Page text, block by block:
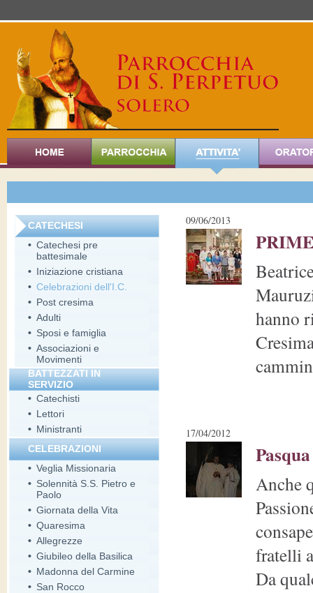
CATECHESI
• Catechesi pre
battesimale
• Iniziazione cristiana
• Celebrazioni dell'I.C.
• Post cresima
• Adulti
• Sposi e famiglia
• Associazioni e
Movimenti
BATTEZZATI IN
SERVIZIO
• Catechisti
• Lettori
• Ministranti
CELEBRAZIONI
• Veglia Missionaria
• Solennità S.S. Pietro e
Paolo
• Giornata della Vita
• Quaresima
• Allegrezze
• Giubileo della Basilica
• Madonna del Carmine
• San Rocco
09/06/2013
hanno
17/04/2012
Anche
fratelli
Da